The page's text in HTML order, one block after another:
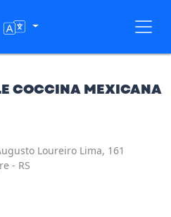
COCCINA MEXICANA
Loureiro Lima, 161
- RS